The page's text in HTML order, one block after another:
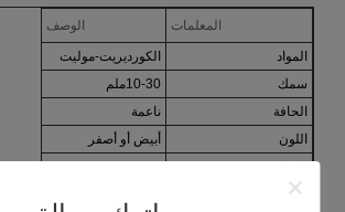
المعلمات
الوصف
المواد
الكورديريت-موليت
سمك
10-30ملم
الحافة
ناعمة
اللون
أبيض أو أصفر
الكثافة
1.9-2.2g/cm3
معامل التوسع الحراري